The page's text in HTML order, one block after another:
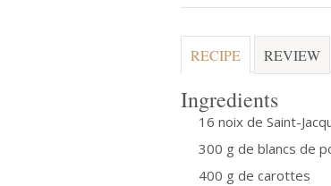
RECIPE REVIEW
Ingredients
16 noix de Saint-
300 g de blancs de
400 g de carottes